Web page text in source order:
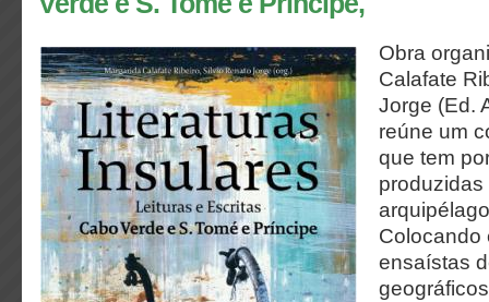
Obra
Calafate
Jorge (Ed.
reúne um
que tem
Colocando
ensaístas